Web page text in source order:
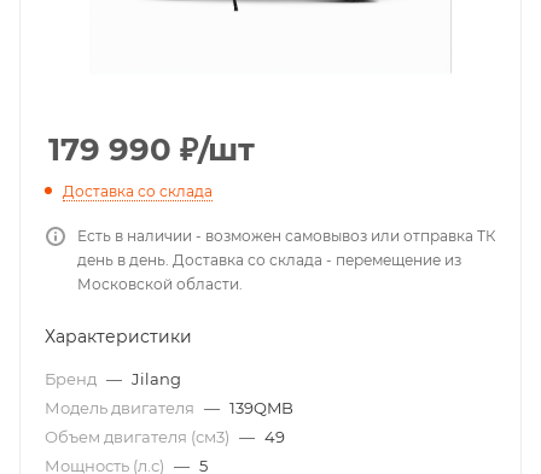
179 990 ₽/шт
Доставка со склада
Есть в наличии - возможен самовывоз или отправка ТК
день в день. Доставка со склада - перемещение из
Московской области.
Характеристики
Бренд — Jilang
Модель двигателя — 139QMB
Объем двигателя (см3) — 49
Мощность (л.с) — 5